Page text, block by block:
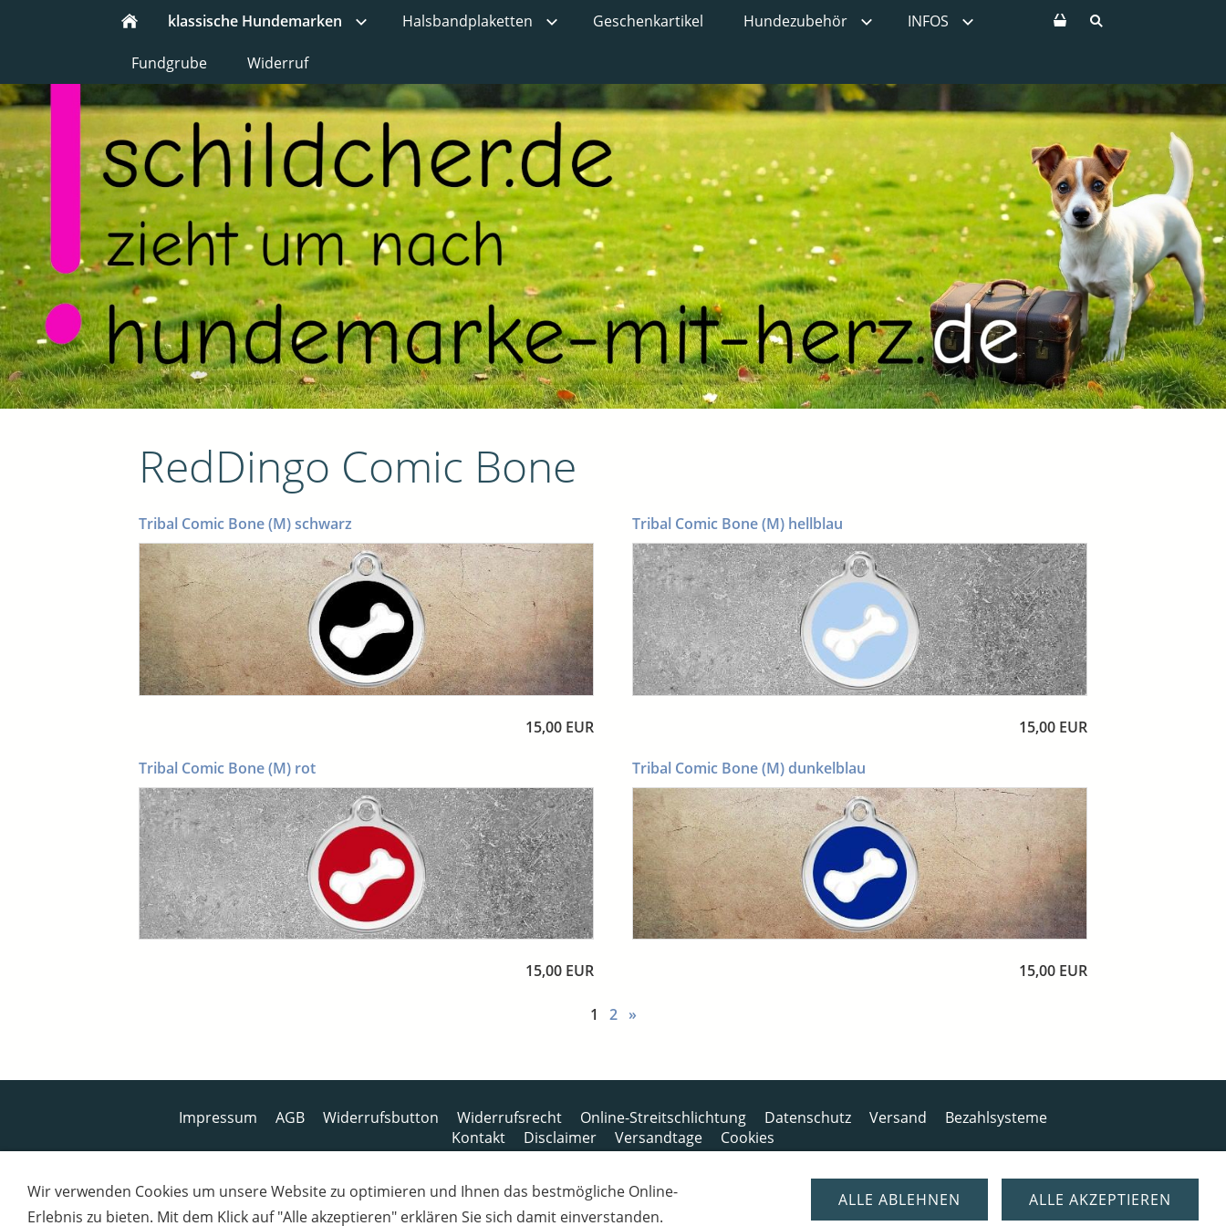
klassische Hundemarken Halsbandplaketten Geschenkartikel Hundezubehör INFOS
Fundgrube Widerruf
RedDingo Comic Bone
Tribal Comic Bone (M) schwarz
15,00 EUR
Tribal Comic Bone (M) rot
15,00 EUR
Tribal Comic Bone (M) hellblau
15,00 EUR
Tribal Comic Bone (M) dunkelblau
15,00 EUR
1 2 »
Impressum AGB Widerrufsbutton Widerrufsrecht Online-Streitschlichtung Datenschutz Versand
Bezahlsysteme
Kontakt
Disclaimer Versandtage Cookies
Bankverbindung: Consorsbank, Kt-Inhaber: Dietmar Fuchs
IBAN: DE27 7012 0400 7111 5910 17 / BIC: CSDBDE71
Wir verwenden Cookies um unsere Website zu optimieren und Ihnen das bestmögliche Online-
Erlebnis zu bieten. Mit dem Klick auf "Alle akzeptieren" erklären Sie sich damit einverstanden.
ALLE AKZEPTIEREN
ALLE ABLEHNEN